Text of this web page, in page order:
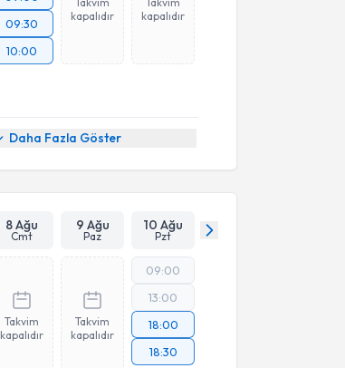
09:30
10:00
kapalıdır
kapalıdır
Daha Fazla Göster
8 Ağu
Cmt
9 Ağu
Paz
10 Ağu
Pzt
Takvim
kapalıdır
Takvim
kapalıdır
09:00
13:00
18:00
18:30